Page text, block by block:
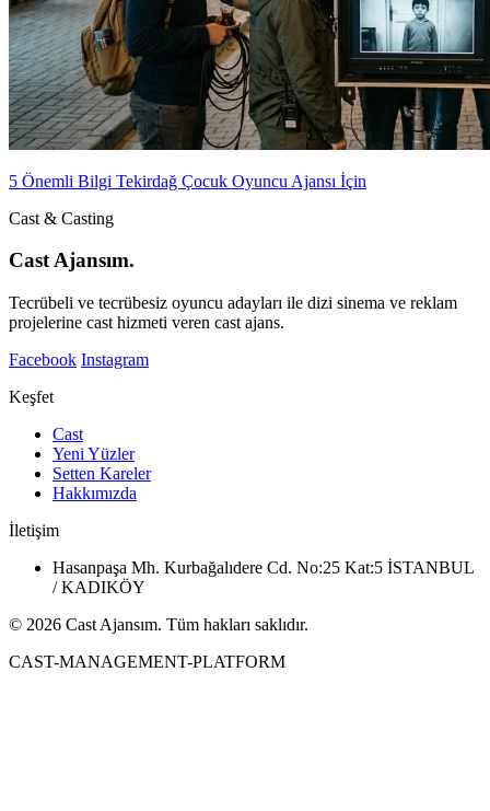
5 Önemli Bilgi Tekirdağ Çocuk Oyuncu Ajansı İçin
Cast & Casting
Cast Ajansım.
Tecrübeli ve tecrübesiz oyuncu adayları ile dizi sinema ve reklam
projelerine cast hizmeti veren cast ajans.
Facebook Instagram
Keşfet
Cast
Yeni Yüzler
Setten Kareler
Hakkımızda
İletişim
Hasanpaşa Mh. Kurbağalıdere Cd. No:25 Kat:5 İSTANBUL
/ KADIKÖY
© 2026 Cast Ajansım. Tüm hakları saklıdır.
CAST-MANAGEMENT-PLATFORM